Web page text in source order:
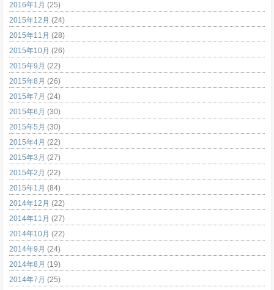
2016年1月 (25)
2015年12月 (24)
2015年11月 (28)
2015年10月 (26)
2015年9月 (22)
2015年8月 (26)
2015年7月 (24)
2015年6月 (30)
2015年5月 (30)
2015年4月 (22)
2015年3月 (27)
2015年2月 (22)
2015年1月 (84)
2014年12月 (22)
2014年11月 (27)
2014年10月 (22)
2014年9月 (24)
2014年8月 (19)
2014年7月 (25)